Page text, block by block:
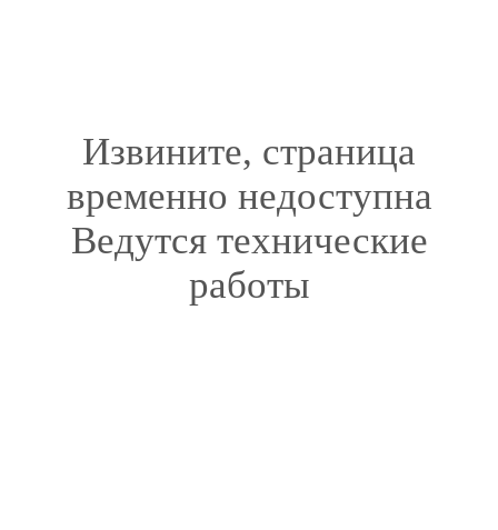
Извините, страница
временно недоступна
Ведутся технические
работы